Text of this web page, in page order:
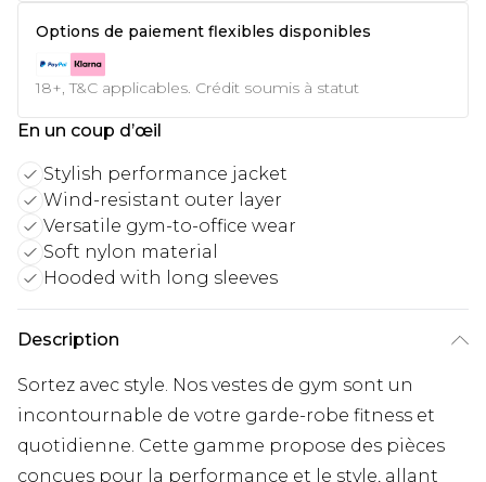
Options de paiement flexibles disponibles
18+, T&C applicables. Crédit soumis à statut
En un coup d’œil
Stylish performance jacket
Wind-resistant outer layer
Versatile gym-to-office wear
Soft nylon material
Hooded with long sleeves
Description
Sortez avec style. Nos vestes de gym sont un
incontournable de votre garde-robe fitness et
quotidienne. Cette gamme propose des pièces
conçues pour la performance et le style, allant